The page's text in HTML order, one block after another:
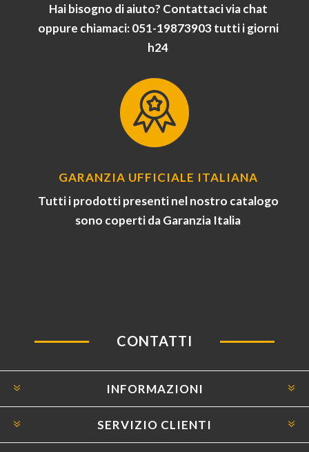
Hai bisogno di aiuto? Contattaci via chat
oppure chiamaci: 051-19873903 tutti i giorni
h24
GARANZIA UFFICIALE ITALIANA
Tutti i prodotti presenti nel nostro catalogo
sono coperti da Garanzia Italia
CONTATTI
INFORMAZIONI
SERVIZIO CLIENTI